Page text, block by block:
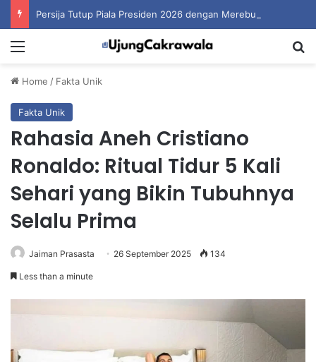
Home / Fakta Unik
Fakta Unik
Rahasia Aneh Cristiano
Ronaldo: Ritual Tidur 5 Kali
Sehari yang Bikin Tubuhnya
Selalu Prima
Jaiman Prasasta 26 September 2025 134
Less than a minute